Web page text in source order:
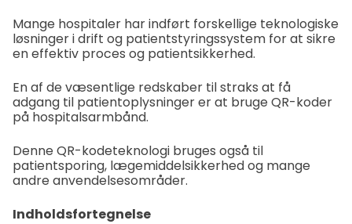
Mange hospitaler har indført forskellige teknologiske
løsninger i drift og patientstyringssystem for at sikre
en effektiv proces og patientsikkerhed.
En af de væsentlige redskaber til straks at få
adgang til patientoplysninger er at bruge QR-koder
på hospitalsarmbånd.
Denne QR-kodeteknologi bruges også til
patientsporing, lægemiddelsikkerhed og mange
andre anvendelsesområder.
Indholdsfortegnelse